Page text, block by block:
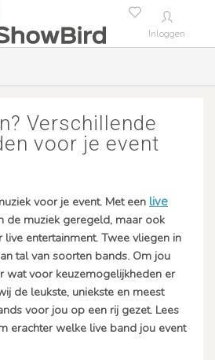
Inloggen
Verschillende
voor je event
voor je event. Met een live
de muziek geregeld, maar ook
entertainment. Twee vliegen in
tal van soorten bands. Om jou
wat voor keuzemogelijkheden er
de leukste, uniekste en meest
voor jou op een rij gezet. Lees
erachter welke live band jou event